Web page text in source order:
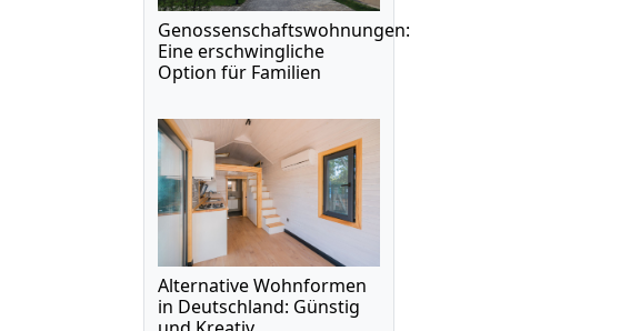
Genossenschaftswohnungen:
Eine erschwingliche
Option für Familien
Alternative Wohnformen
in Deutschland: Günstig